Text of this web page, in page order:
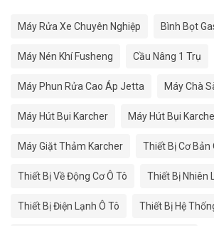
Máy Rửa Xe Chuyên Nghiệp Bình Bọt
Máy Nén Khí Fusheng Cầu Nâng 1 Trụ
Máy Phun Rửa Cao Áp Jetta Máy Chà
Máy Hút Bụi Karcher Máy Hút Bụi
Máy Giặt Thảm Karcher Thiết Bị Cơ Bản
Thiết Bị Về Động Cơ Ô Tô Thiết Bị Nhiên
Thiết Bị Điện Lạnh Ô Tô Thiết Bị Hệ